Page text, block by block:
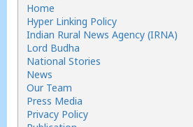
Home
Hyper Linking Policy
Indian Rural News Agency (IRNA)
Lord Budha
National Stories
News
Our Team
Press Media
Privacy Policy